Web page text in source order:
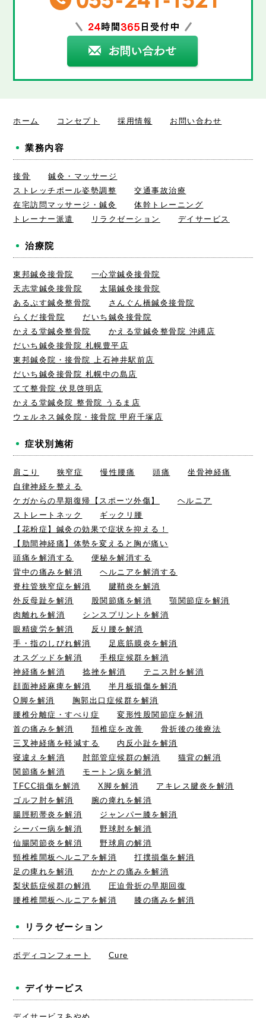
ホーム コンセプト 採用情報 お問い合わせ
業務内容
接骨
鍼灸・マッサージ
ストレッチポール姿勢調整
交通事故治療
在宅訪問マッサージ・鍼灸
体幹トレーニング
トレーナー派遣
リラクゼーション デイサービス
治療院
東邦鍼灸接骨院
一心堂鍼灸接骨院
天志堂鍼灸接骨院
太陽鍼灸接骨院
あるぷす鍼灸整骨院
さんぐん橋鍼灸接骨院
らくだ接骨院
だいち鍼灸接骨院
かえる堂鍼灸整骨院
かえる堂鍼灸整骨院 沖縄店
だいち鍼灸接骨院 札幌豊平店
東邦鍼灸院・接骨院 上石神井駅前店
だいち鍼灸接骨院 札幌中の島店
てて整骨院 伏見啓明店
かえる堂鍼灸院 整骨院 うるま店
ウェルネス鍼灸院・接骨院 甲府千塚店
症状別施術
肩こり 狭窄症 慢性腰痛 頭痛
坐骨神経痛
自律神経を整える
ケガからの早期復帰【スポーツ外傷】
ヘルニア
ストレートネック
ギックリ腰
【花粉症】鍼灸の効果で症状を抑える！
【肋間神経痛】体勢を変えると胸が痛い
頭痛を解消する
便秘を解消する
背中の痛みを解消
ヘルニアを解消する
脊柱管狭窄症を解消
腱鞘炎を解消
外反母趾を解消
股関節痛を解消
顎関節症を解消
肉離れを解消
シンスプリントを解消
眼精疲労を解消
反り腰を解消
手・指のしびれ解消
足底筋膜炎を解消
オスグッドを解消
手根症候群を解消
神経痛を解消
捻挫を解消
テニス肘を解消
顔面神経麻痺を解消
半月板損傷を解消
O脚を解消
胸郭出口症候群を解消
腰椎分離症・すべり症
変形性股関節症を解消
首の痛みを解消
頚椎症を改善
骨折後の後療法
三叉神経痛を軽減する
内反小趾を解消
寝違えを解消
肘部管症候群の解消
猫背の解消
関節痛を解消
モートン病を解消
TFCC損傷を解消
X脚を解消
アキレス腱炎を解消
ゴルフ肘を解消
腕の痺れを解消
腸脛靭帯炎を解消
ジャンパー膝を解消
シーバー病を解消
野球肘を解消
仙腸関節炎を解消
野球肩の解消
頸椎椎間板ヘルニアを解消
打撲損傷を解消
足の痺れを解消
かかとの痛みを解消
梨状筋症候群の解消
圧迫骨折の早期回復
腰椎椎間板ヘルニアを解消
膝の痛みを解消
リラクゼーション
ボディコンフォート Cure
デイサービス